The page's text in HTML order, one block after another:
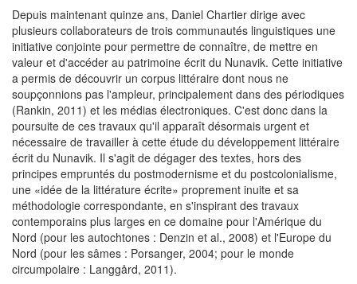
Depuis maintenant quinze ans, Daniel Chartier dirige avec
plusieurs collaborateurs de trois communautés linguistiques une
initiative conjointe pour permettre de connaître, de mettre en
valeur et d'accéder au patrimoine écrit du Nunavik. Cette initiative
a permis de découvrir un corpus littéraire dont nous ne
soupçonnions pas l'ampleur, principalement dans des périodiques
(Rankin, 2011) et les médias électroniques. C'est donc dans la
poursuite de ces travaux qu'il apparaît désormais urgent et
nécessaire de travailler à cette étude du développement littéraire
écrit du Nunavik. Il s'agit de dégager des textes, hors des
principes empruntés du postmodernisme et du postcolonialisme,
une «idée de la littérature écrite» proprement inuite et sa
méthodologie correspondante, en s'inspirant des travaux
contemporains plus larges en ce domaine pour l'Amérique du
Nord (pour les autochtones : Denzin et al., 2008) et l'Europe du
Nord (pour les sâmes : Porsanger, 2004; pour le monde
circumpolaire : Langgård, 2011).